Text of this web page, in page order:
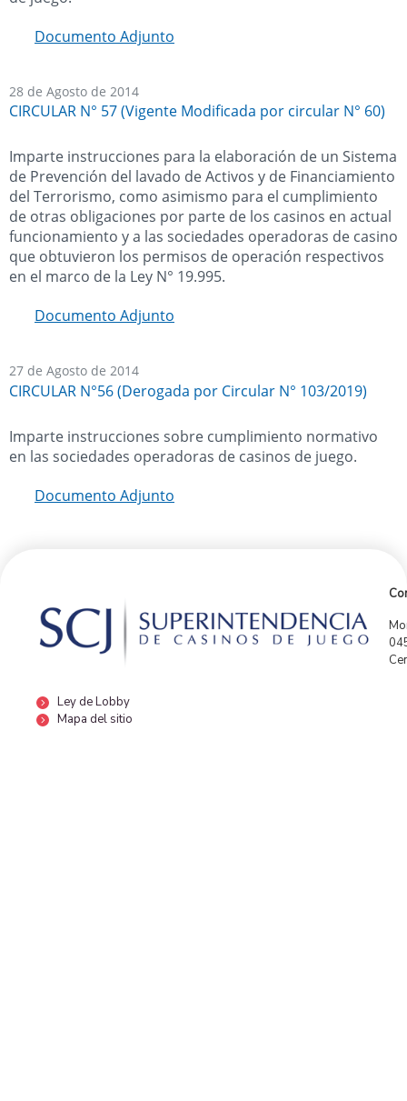
Documento Adjunto
28 de Agosto de 2014
CIRCULAR N° 57 (Vigente Modificada por circular N° 60)
Imparte instrucciones para la elaboración de un Sistema
de Prevención del lavado de Activos y de Financiamiento
del Terrorismo, como asimismo para el cumplimiento
de otras obligaciones por parte de los casinos en actual
funcionamiento y a las sociedades operadoras de casino
que obtuvieron los permisos de operación respectivos
en el marco de la Ley N° 19.995.
Documento Adjunto
27 de Agosto de 2014
CIRCULAR N°56 (Derogada por Circular N° 103/2019)
Imparte instrucciones sobre cumplimiento normativo
en las sociedades operadoras de casinos de juego.
Documento Adjunto
Ley de Lobby
Mapa del sitio